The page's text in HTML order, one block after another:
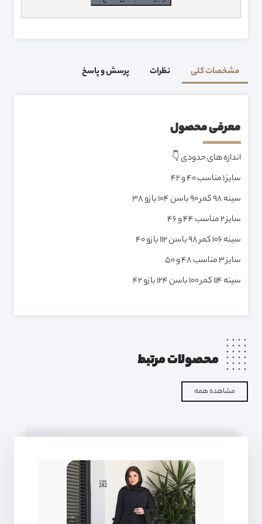
مشخصات کلی نظرات پرسش و پاسخ
معرفی محصول
اندازه های حدودی 👇
سایز 1 مناسب ۴۰ و ۴۲
سینه ۹۸ کمر ۹۰ باسن ۱۰۴ بازو ۳۸
سایز 2 مناسب ۴۴ و ۴۶
سینه ۱۰۶ کمر ۹۸ باسن ۱۱۲ بازو ۴۰
سایز 3 مناسب ۴۸ و ۵۰
سینه ۱۱۴ کمر ۱۰۰ باسن ۱۲۴ بازو ۴۲
محصولات مرتبط
مشاهده همه